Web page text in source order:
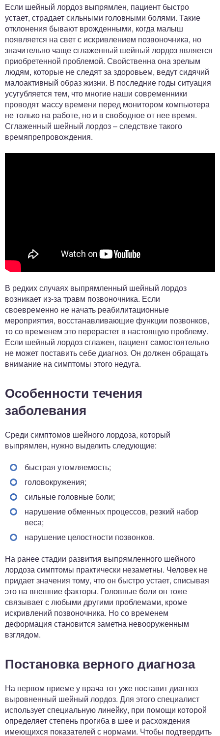
Если шейный лордоз выпрямлен, пациент быстро
устает, страдает сильными головными болями. Такие
отклонения бывают врожденными, когда малыш
появляется на свет с искривлением позвоночника, но
значительно чаще сглаженный шейный лордоз является
приобретенной проблемой. Свойственна она зрелым
людям, которые не следят за здоровьем, ведут сидячий
малоактивный образ жизни. В последние годы ситуация
усугубляется тем, что многие наши современники
проводят массу времени перед монитором компьютера
не только на работе, но и в свободное от нее время.
Сглаженный шейный лордоз – следствие такого
времяпрепровождения.
В редких случаях выпрямленный шейный лордоз
возникает из-за травм позвоночника. Если
своевременно не начать реабилитационные
мероприятия, восстанавливающие функции позвонков,
то со временем это перерастет в настоящую проблему.
Если шейный лордоз сглажен, пациент самостоятельно
не может поставить себе диагноз. Он должен обращать
внимание на симптомы этого недуга.
Особенности течения
заболевания
Среди симптомов шейного лордоза, который
выпрямлен, нужно выделить следующие:
быстрая утомляемость;
головокружения;
сильные головные боли;
нарушение обменных процессов, резкий набор
веса;
нарушение целостности позвонков.
На ранее стадии развития выпрямленного шейного
лордоза симптомы практически незаметны. Человек не
придает значения тому, что он быстро устает, списывая
это на внешние факторы. Головные боли он тоже
связывает с любыми другими проблемами, кроме
искривлений позвоночника. Но со временем
деформация становится заметна невооруженным
взглядом.
Постановка верного диагноза
На первом приеме у врача тот уже поставит диагноз
выровненный шейный лордоз. Для этого специалист
использует специальную линейку, при помощи которой
определяет степень прогиба в шее и расхождения
имеющихся показателей с нормами. Чтобы подтвердить